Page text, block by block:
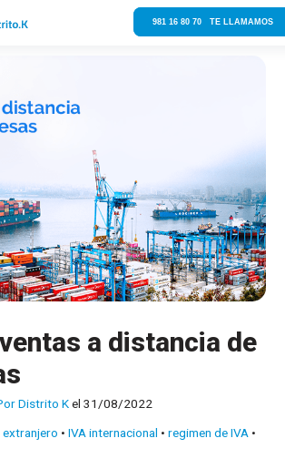
981 16 80 70 TE LLAMAMOS
a distancia de
Distrito Kel 31/08/2022
extranjero •IVA internacional •regimen de IVA •